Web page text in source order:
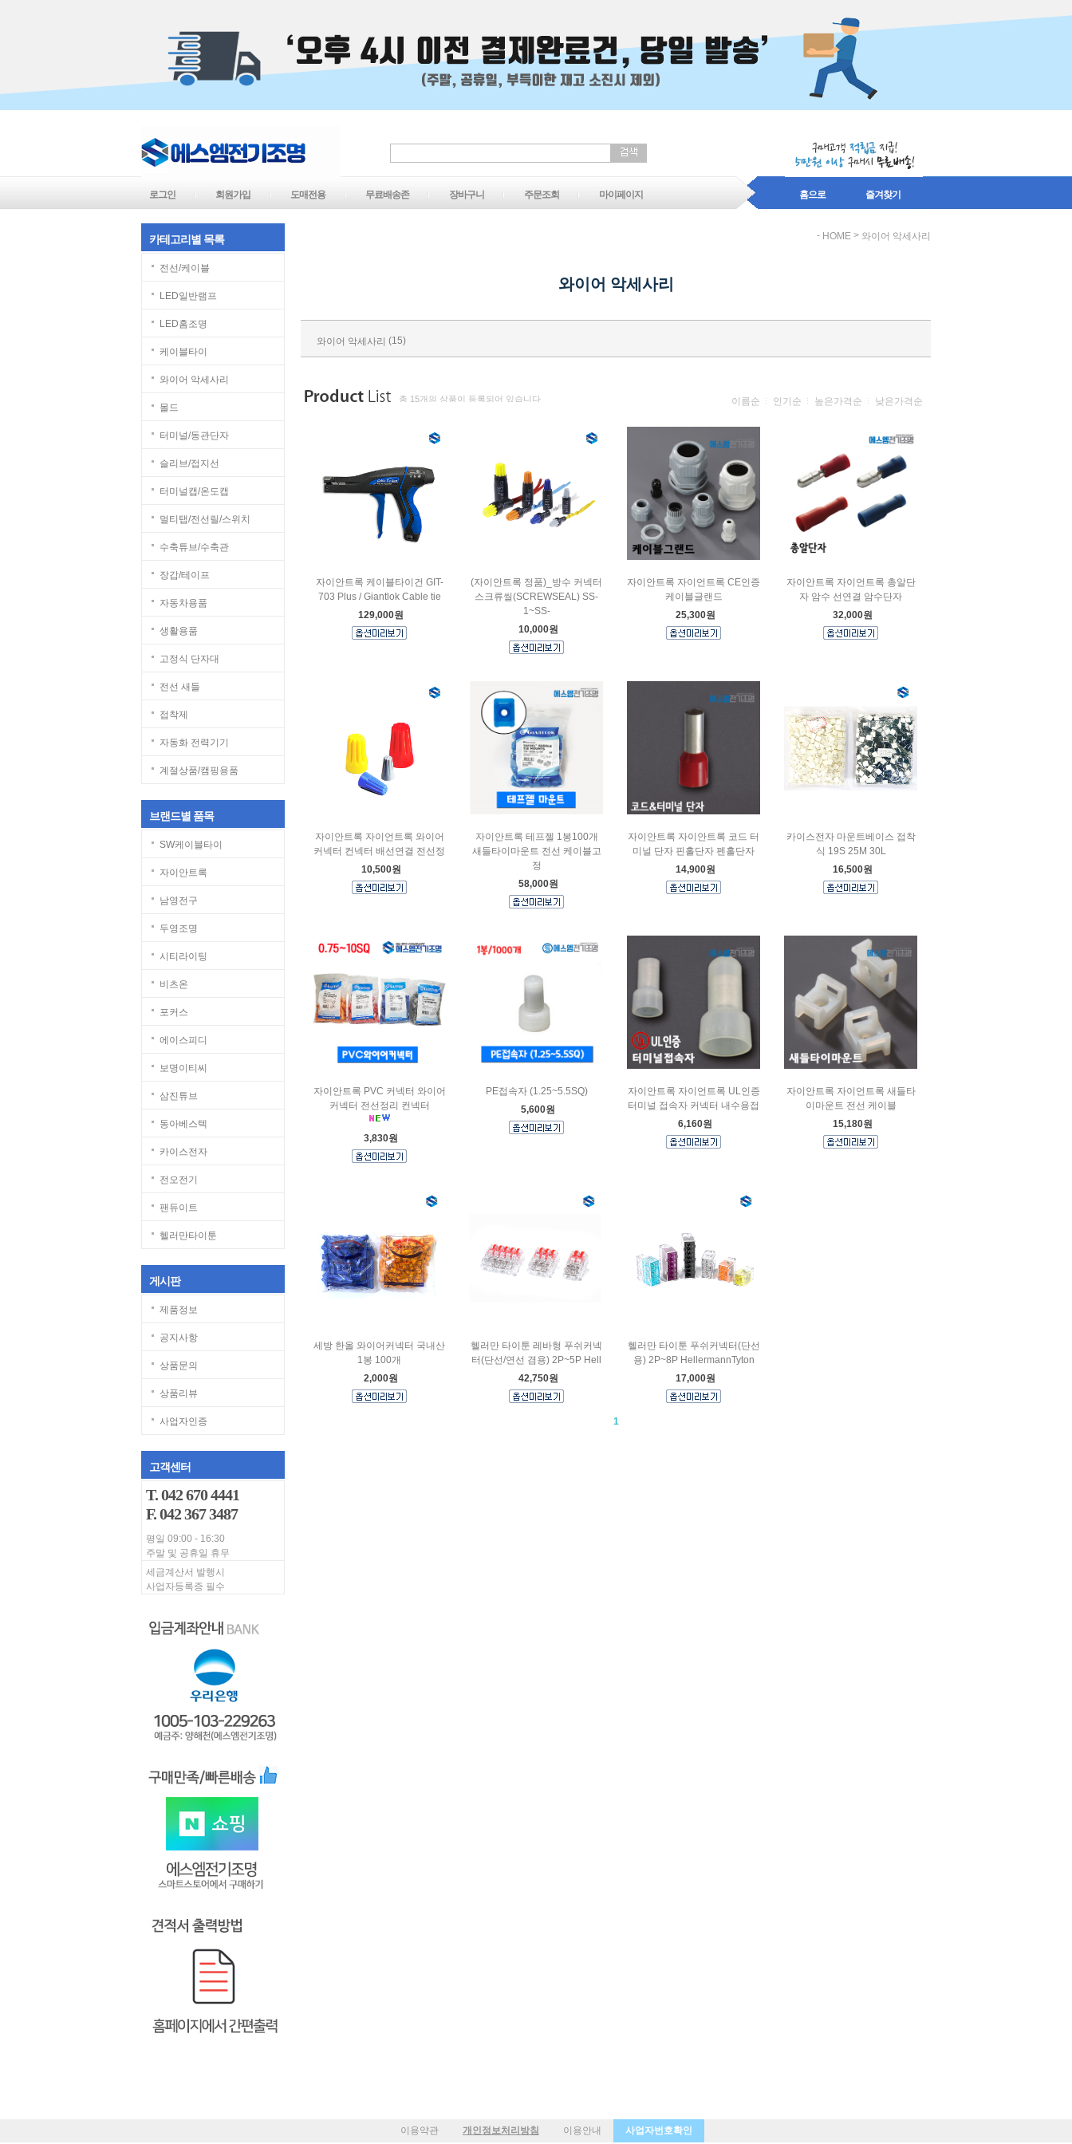
로그인 회원가입 도매전용 무료배송존 장바구니 주문조회 마이페이지 홈으로 즐겨찾기
카테고리별 목록
전선/케이블
LED일반램프
LED홈조명
케이블타이
와이어 악세사리
몰드
터미널/동관단자
슬리브/접지선
터미널캡/온도캡
멀티탭/전선릴/스위치
수축튜브/수축관
장갑/테이프
자동차용품
생활용품
고정식 단자대
전선 새들
접착제
자동화 전력기기
계절상품/캠핑용품
브랜드별 품목
SW케이블타이
자이안트록
남영전구
두영조명
시티라이팅
비츠온
포커스
에이스피디
보명이티씨
삼진튜브
동아베스텍
카이스전자
전오전기
팬듀이트
헬러만타이툰
게시판
제품정보
공지사항
상품문의
상품리뷰
사업자인증
고객센터
T. 042 670 4441
F. 042 367 3487
평일 09:00 - 16:30
주말 및 공휴일 휴무
세금계산서 발행시
사업자등록증 필수
- HOME > 와이어 악세사리
와이어 악세사리
와이어 악세사리 (15)
총 15개의 상품이 등록되어 있습니다 이름순 인기순 높은가격순 낮은가격순
자이안트록 케이블타이건 GIT-
703 Plus / Giantlok Cable tie
129,000원
(자이안트록 정품)_방수 커넥터
스크류씰(SCREWSEAL) SS-
1~SS-
10,000원
자이안트록 자이언트록 CE인증
케이블글랜드
25,300원
자이안트록 자이언트록 총알단
자 암수 선연결 암수단자
32,000원
자이안트록 자이언트록 와이어
커넥터 컨넥터 배선연결 전선정
10,500원
자이안트록 테프젤 1봉100개
새들타이마운트 전선 케이블고
정
58,000원
자이안트록 자이안트록 코드 터
미널 단자 핀홀단자 펜홀단자
14,900원
카이스전자 마운트베이스 접착
식 19S 25M 30L
16,500원
자이안트록 PVC 커넥터 와이어
커넥터 전선정리 컨넥터
3,830원
PE접속자 (1.25~5.5SQ)
5,600원
자이안트록 자이언트록 UL인증
터미널 접속자 커넥터 내수용접
6,160원
자이안트록 자이언트록 새들타
이마운트 전선 케이블
15,180원
세방 한올 와이어커넥터 국내산
1봉 100개
2,000원
헬러만 타이툰 레바형 푸쉬커넥
터(단선/연선 겸용) 2P~5P Hell
42,750원
헬러만 타이툰 푸쉬커넥터(단선
용) 2P~8P HellermannTyton
17,000원
1
이용약관 개인정보처리방침 이용안내 사업자번호확인